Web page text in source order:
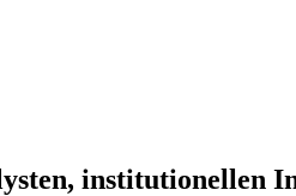
institutionellen